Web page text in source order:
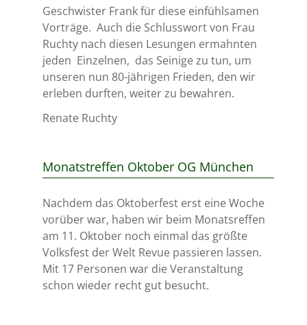
Geschwister Frank für diese einfühlsamen
Vorträge. Auch die Schlusswort von Frau
Ruchty nach diesen Lesungen ermahnten
jeden Einzelnen, das Seinige zu tun, um
unseren nun 80-jährigen Frieden, den wir
erleben durften, weiter zu bewahren.
Renate Ruchty
Monatstreffen Oktober OG München
Nachdem das Oktoberfest erst eine Woche
vorüber war, haben wir beim Monatsreffen
am 11. Oktober noch einmal das größte
Volksfest der Welt Revue passieren lassen.
Mit 17 Personen war die Veranstaltung
schon wieder recht gut besucht.